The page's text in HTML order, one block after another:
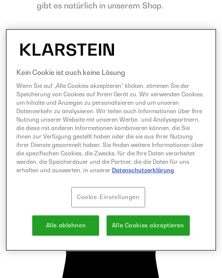
gibt es natürlich in unserem Shop.
Teilen:
Facebook
Twitter
LinkedIn
Pinterest
BEWERTE UNSER REZEPT!
1 1 5 1
Kein Cookie ist auch keine Lösung
Wenn Sie auf „Alle Cookies akzeptieren“ klicken, stimmen Sie der
Speicherung von Cookies auf Ihrem Gerät zu. Wir verwenden Cookies,
um Inhalte und Anzeigen zu personalisieren und um unseren
Datenverkehr zu analysieren. Wir teilen auch Informationen über Ihre
Nutzung unserer Website mit unseren Werbe- und Analysepartnern,
die diese mit anderen Informationen kombinieren können, die Sie
ihnen zur Verfügung gestellt haben oder die sie aus Ihrer Nutzung
ihrer Dienste gesammelt haben. Sie finden weitere Informationen über
die spezifischen Cookies, die Zwecke, für die Ihre Daten verarbeitet
werden, die Speicherdauer und die Partner, die die Daten für uns
erhalten und auswerten, in unserer Datenschutzerklärung
Cookie-Einstellungen
Alle ablehnen Alle Cookies akzeptieren